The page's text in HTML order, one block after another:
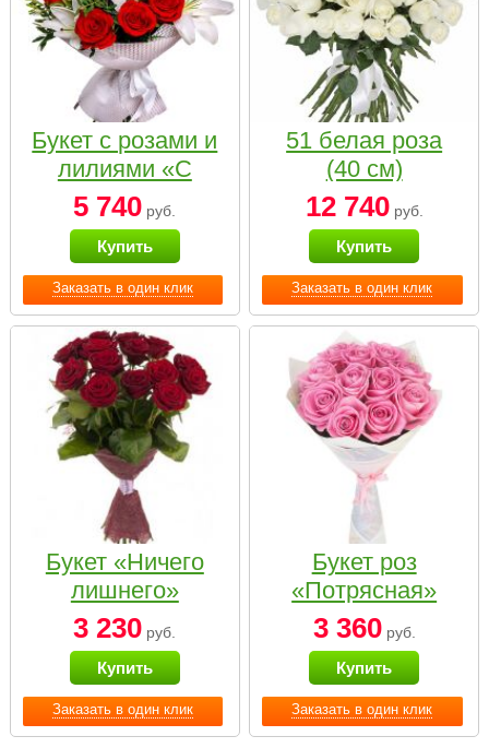
Заказать в один клик
Букет с розами и
лилиями «С
наилучшими
пожеланиями»
5 740 руб.
Купить
Заказать в один клик
51 белая роза
(40 см)
12 740руб.
Купить
Заказать в один клик
Букет «Ничего
лишнего»
3 230 руб.
Купить
Заказать в один клик
Букет роз
«Потрясная»
3 360руб.
Купить